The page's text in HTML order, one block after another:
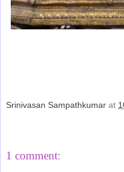
Srinivasan Sampathkumar at
1 comment: